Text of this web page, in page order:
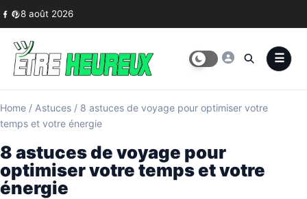
Skip to content
8 août 2026
Home / Astuces / 8 astuces de voyage pour optimiser votre
temps et votre énergie
8 astuces de voyage pour
optimiser votre temps et votre
énergie